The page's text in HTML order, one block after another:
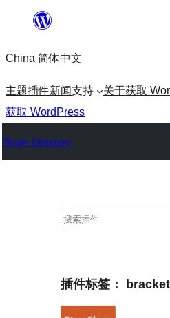
内
容
China 简体中文
主题插件新闻支持 关于获取
获取 WordPress
Plugin Directory
搜
插件标签： bracket